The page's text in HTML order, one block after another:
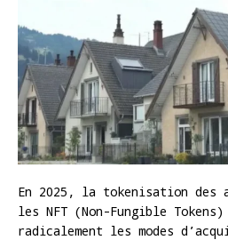
En 2025, la tokenisation
les NFT (Non-Fungible
radicalement les modes